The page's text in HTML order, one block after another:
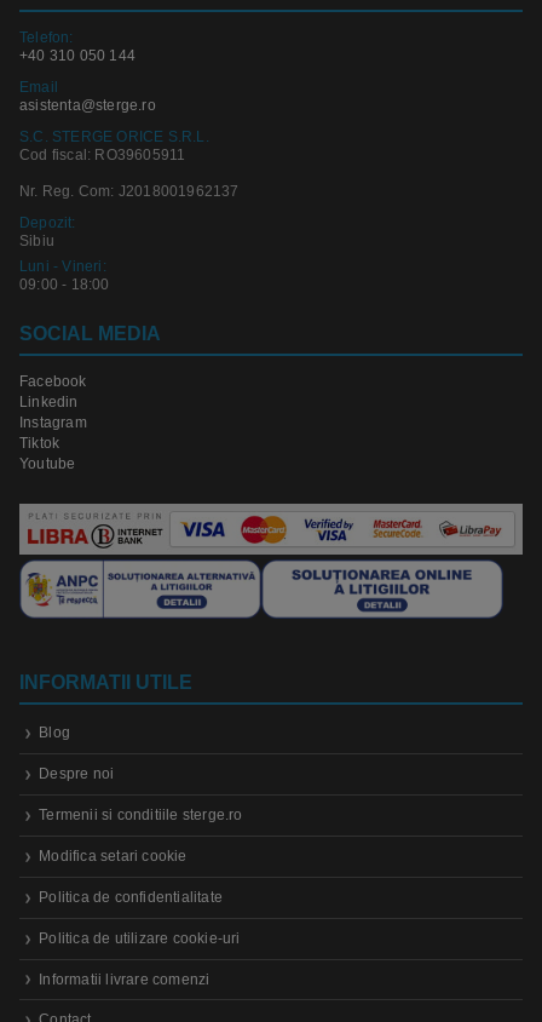
Telefon:
+40 310 050 144
Email
asistenta@sterge.ro
S.C. STERGE ORICE S.R.L.
Cod fiscal: RO39605911
Nr. Reg. Com: J2018001962137
Depozit:
Sibiu
Luni - Vineri:
09:00 - 18:00
SOCIAL MEDIA
Facebook
Linkedin
Instagram
Tiktok
Youtube
INFORMATII UTILE
Blog
Despre noi
Termenii si conditiile sterge.ro
Modifica setari cookie
Politica de confidentialitate
Politica de utilizare cookie-uri
Informatii livrare comenzi